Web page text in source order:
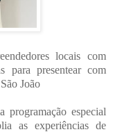
locais com
para presentear com
João
especial
as experiências de